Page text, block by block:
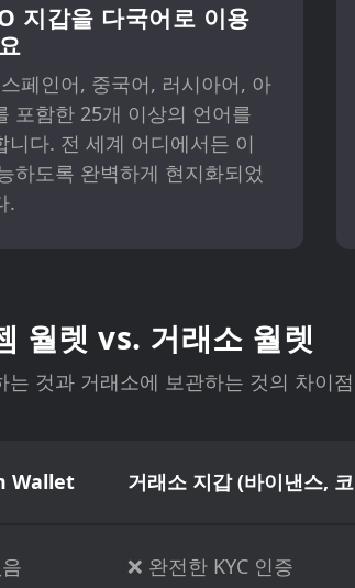
지갑을 다국어로 이용
페인어, 중국어, 러시아어, 아
포함한 25개 이상의 언어를
니다. 전 세계 어디에서든 이
하도록 완벽하게 현지화되었
.
월렛 vs. 거래소 월렛
것과 거래소에 보관하는 것의 차이
Wallet 거래소 지갑 (바이낸스,
❌ 완전한 KYC 인증